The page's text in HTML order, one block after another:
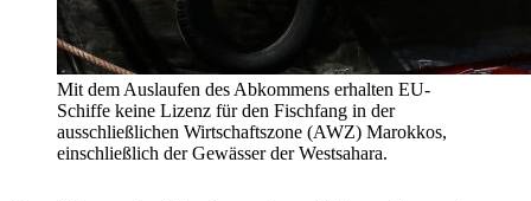
Mit dem Auslaufen des Abkommens erhalten EU-
Schiffe keine Lizenz für den Fischfang in der
ausschließlichen Wirtschaftszone (AWZ) Marokkos,
einschließlich der Gewässer der Westsahara.